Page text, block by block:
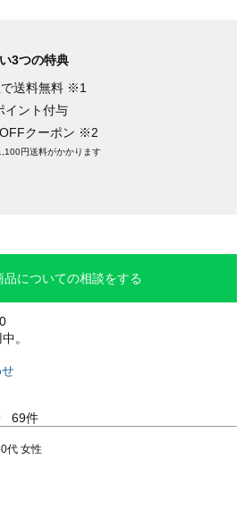
3つの特典
で送料無料 ※1
イント付与
クーポン ※2
円送料がかかります
品についての相談をする
。
69
代 女性